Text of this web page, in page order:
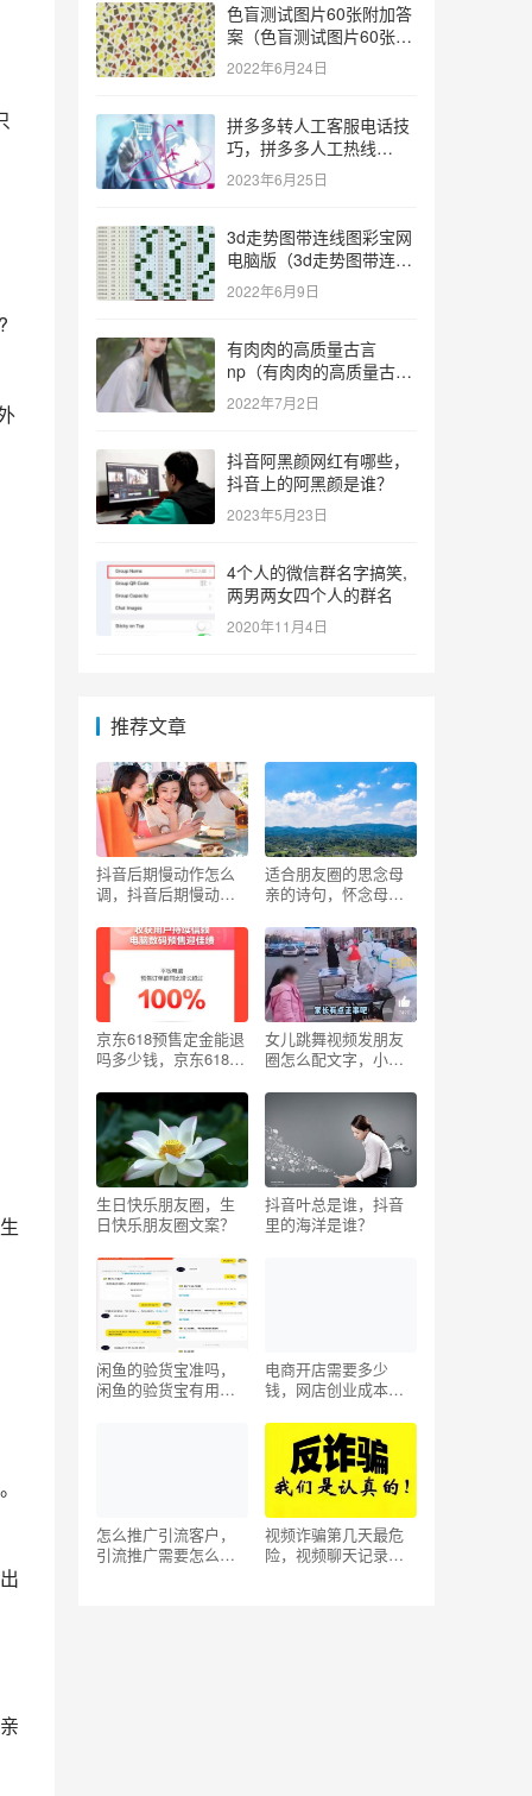
色盲测试图片60张附加答
案（色盲测试图片60张复
杂）
2022年6月24日
拼多多转人工客服电话技
巧，拼多多人工热线
9541344？
2023年6月25日
3d走势图带连线图彩宝网
电脑版（3d走势图带连线
图彩宝网手机版）
2022年6月9日
有肉肉的高质量古言
np（有肉肉的高质量古言
np推荐）
2022年7月2日
抖音阿黑颜网红有哪些，
抖音上的阿黑颜是谁？
2023年5月23日
4个人的微信群名字搞笑,
两男两女四个人的群名
2020年11月4日
推荐文章
抖音后期慢动作怎么
调，抖音后期慢动作
适合朋友圈的思念母
亲的诗句，怀念母亲
京东618预售定金能退
吗多少钱，京东618预
女儿跳舞视频发朋友
圈怎么配文字，小孩
以配什么文字？
生日快乐朋友圈，生
日快乐朋友圈文案？
抖音叶总是谁，抖音
里的海洋是谁？
闲鱼的验货宝准吗，
闲鱼的验货宝有用
电商开店需要多少
钱，网店创业成本预
怎么推广引流客户，
引流推广需要怎么
视频诈骗第几天最危
险，视频聊天记录删